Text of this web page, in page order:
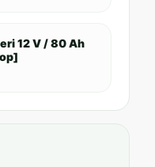
12 V / 80 Ah